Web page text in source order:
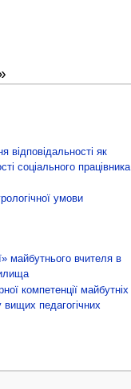
відповідальності як
соціального працівника
умови
майбутнього вчителя в
компетенції майбутніх
вищих педагогічних